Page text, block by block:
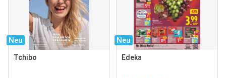
Neu
Tchibo
Neu
Edeka